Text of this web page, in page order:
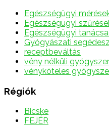
Egészségügyi
Egészségügyi
Egészségügyi
Gyógyászati
receptbeváltás
vény nélküli
vényköteles
Régiók
Bicske
FEJÉR